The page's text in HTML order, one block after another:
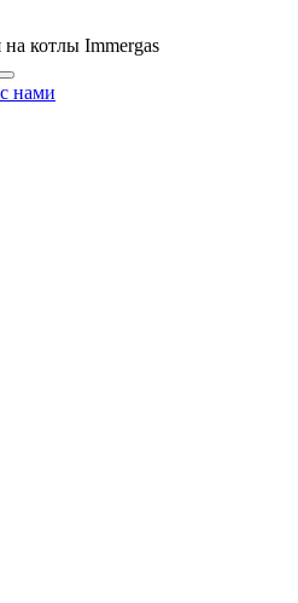
на котлы Immergas
нами